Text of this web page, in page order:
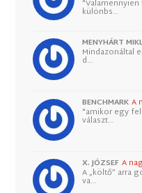
különbs…
MENYHÁRT
Mindazonáltal
d…
BENCHMARK A
"amikor egy
választ…
X. JÓZSEF A
A „költő” arra
va…